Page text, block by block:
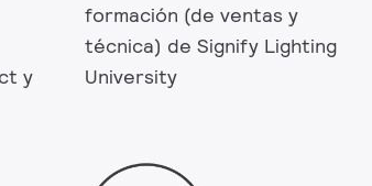
y
formación (de ventas y
técnica) de Signify Lighting
University